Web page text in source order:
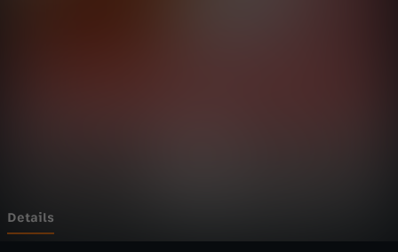
n
Details